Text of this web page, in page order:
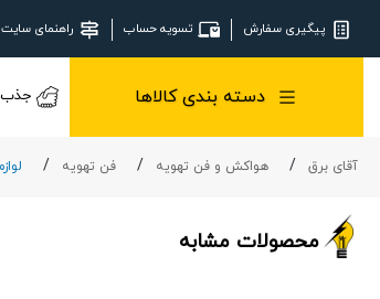
پیگیری سفارش تسویه حساب راهنمای سایت
دسته بندی کالاها جذب
آقای برق هواکش و فن تهویه فن تهویه
محصولات مشابه